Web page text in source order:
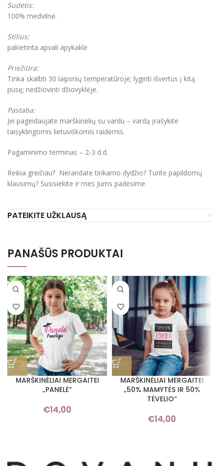
Sudėtis:
100% medvilnė.
Stilius:
pakietinta apvali apykaklė
Priežiūra:
Tinka skalbti 30 laipsnių temperatūroje; lyginti išvertus į kitą
pusę; nedžiovinti džiovyklėje.
Pastaba:
Jei pageidaujate marškinėlių su vardu – vardą įrašykite
taisyklingomis lietuviškomis raidėmis.
Pagaminimo terminas – 2-3 d.d.
Reikia greičiau? Nerandate tinkamo dydžio? Turite papildomų
klausimų? Susisiekite ir mes Jums padėsime.
PATEIKITE UŽKLAUSĄ
PANAŠŪS PRODUKTAI
MARŠKINĖLIAI MERGAITEI
„PANELĖ“
€14,00
MARŠKINĖLIAI MERGAITEI
„50% MAMYTĖS IR 50%
TĖVELIO“
€14,00